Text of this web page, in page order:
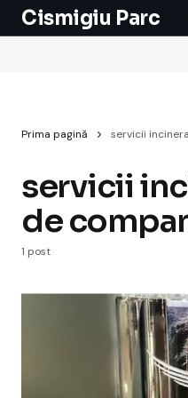
Cismigiu Parc
Prima pagină servicii
servicii
de
1 post